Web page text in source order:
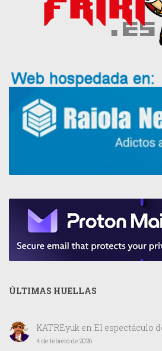
ÚLTIMAS HUELLAS
KATREyuk en El espectáculo
4 de febrero de 2026